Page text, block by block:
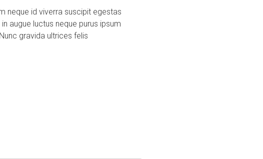
neque id viverra suscipit egestas
augue luctus neque purus ipsum
gravida ultrices felis